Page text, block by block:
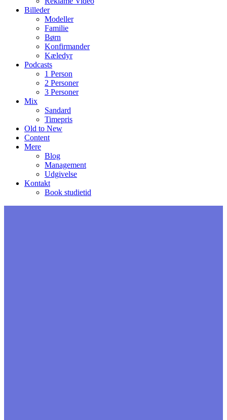
Billeder
Modeller
Familie
Børn
Konfirmander
Kæledyr
Podcasts
1 Person
2 Personer
3 Personer
Mix
Sandard
Timepris
Old to New
Content
Mere
Blog
Management
Udgivelse
Kontakt
Book studietid